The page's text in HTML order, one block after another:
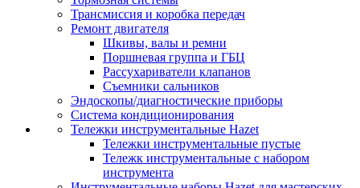
Трансмиссия и коробка передач
Ремонт двигателя
Шкивы, валы и ремни
Поршневая группа и ГБЦ
Рассухариватели клапанов
Съемники сальников
Эндоскопы/диагностические приборы
Система кондиционирования
Тележки инструментальные Hazet
Тележки инструментальные пустые
Тележк инструментальные с набором
инструмента